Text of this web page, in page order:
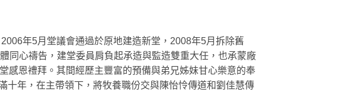
年5月堂議會通過於原地建造新堂，2008年5月拆除舊
同心禱告，建堂委員肩負起承造與監造雙重大任，也承蒙廠
感恩禮拜。其間經歷主豐富的預備與弟兄姊妹甘心樂意的奉
年，在主帶領下，將牧養職份交與陳怡怜傳道和劉佳慧傳